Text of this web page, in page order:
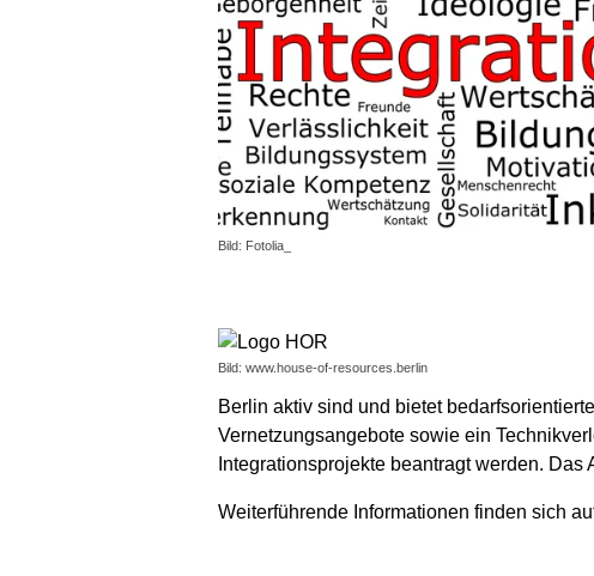
Bild: Fotolia_
Bild: www.house-of-resources.berlin
Berlin aktiv sind und bietet
Vernetzungsangebote sowie ein
Integrationsprojekte beantragt werden.
Weiterführende Informationen finden sich